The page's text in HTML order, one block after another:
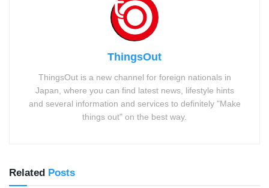
ThingsOut
ThingsOut is a new channel for foreign nationals in
Japan, where you can find latest news, lifestyle hints
and several information and services to definitely "Make
things out" on the best way.
Related Posts